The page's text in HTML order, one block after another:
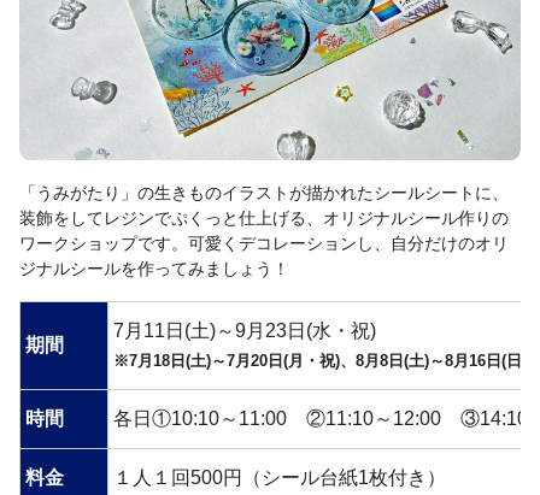
「うみがたり」の生きものイラストが描かれたシールシートに、
装飾をしてレジンでぷくっと仕上げる、オリジナルシール作りの
ワークショップです。可愛くデコレーションし、自分だけのオリ
ジナルシールを作ってみましょう！
期間
7月11日(土)～9月23日(水・祝)
※7月18日(土)～7月20日(月・祝)、8月8日(土)～8月16日(日)
時間 各日①10:10～11:00 ②11:10～12:00 ③14:10
料金 １人１回500円（シール台紙1枚付き）